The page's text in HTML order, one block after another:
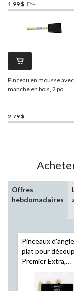
1,99 $ Et+
Pinceau en mousse avec
manche en bois, 2 po
2,79 $
Offres
hebdomadaires
Pinceaux
plat pour
Premier Extra,